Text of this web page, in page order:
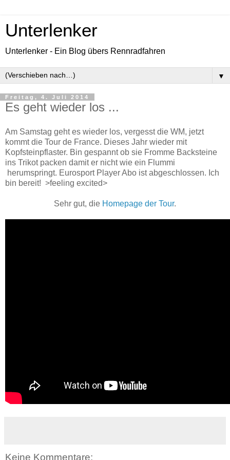
Unterlenker
Unterlenker - Ein Blog übers Rennradfahren
▼
Freitag, 4. Juli 2014
Es geht wieder los ...
Am Samstag geht es wieder los, vergesst die WM, jetzt
kommt die Tour de France. Dieses Jahr wieder mit
Kopfsteinpflaster. Bin gespannt ob sie Fromme Backsteine
ins Trikot packen damit er nicht wie ein Flummi
herumspringt. Eurosport Player Abo ist abgeschlossen. Ich
bin bereit! >feeling excited>
Sehr gut, die Homepage der Tour.
Keine Kommentare: